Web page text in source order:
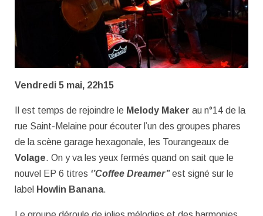
Vendredi 5 mai, 22h15
Il est temps de rejoindre le Melody Maker au n°14 de la
rue Saint-Melaine pour écouter l’un des groupes phares
de la scène garage hexagonale, les Tourangeaux de
Volage. On y va les yeux fermés quand on sait que le
nouvel EP 6 titres ‘’Coffee Dreamer’’est signé sur le
label Howlin Banana.